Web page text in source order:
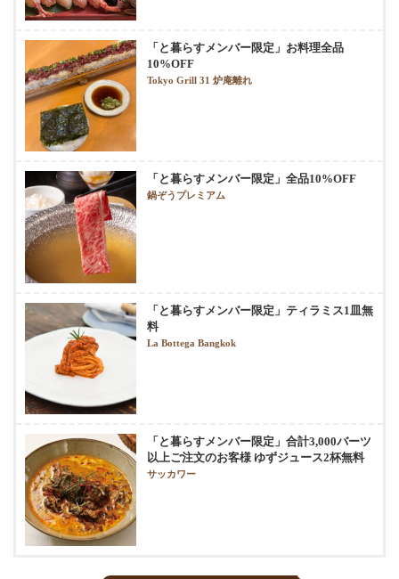
「と暮らすメンバー限定」お料理全品
10%OFF
Tokyo Grill 31 炉庵離れ
「と暮らすメンバー限定」全品10%OFF
鍋ぞうプレミアム
「と暮らすメンバー限定」ティラミス1皿無
料
La Bottega Bangkok
「と暮らすメンバー限定」合計3,000バーツ
以上ご注文のお客様 ゆずジュース2杯無料
サッカワー